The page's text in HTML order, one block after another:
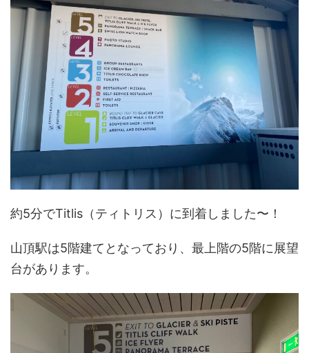
約5分でTitlis（ティトリス）に到着しました〜！
山頂駅は5階建てとなっており、最上階の5階に展望
台があります。